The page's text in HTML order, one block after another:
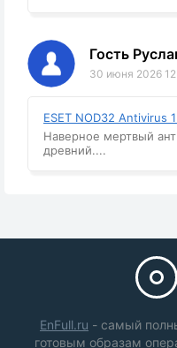
Гость
30 июня 2026
ESET NOD32 Antivirus
Наверное мертвый
древний....
EnFull.ru - самый
готовым образам